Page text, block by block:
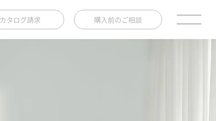
カタログ請求 購入前のご相談